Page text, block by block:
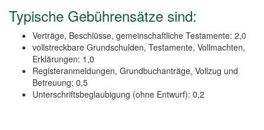
Typische Gebührensätze sind:
Verträge, Beschlüsse, gemeinschaftliche Testamente: 2,0
vollstreckbare Grundschulden, Testamente, Vollmachten,
Erklärungen: 1,0
Registeranmeldungen, Grundbuchanträge, Vollzug und
Betreuung: 0,5
Unterschriftsbeglaubigung (ohne Entwurf): 0,2